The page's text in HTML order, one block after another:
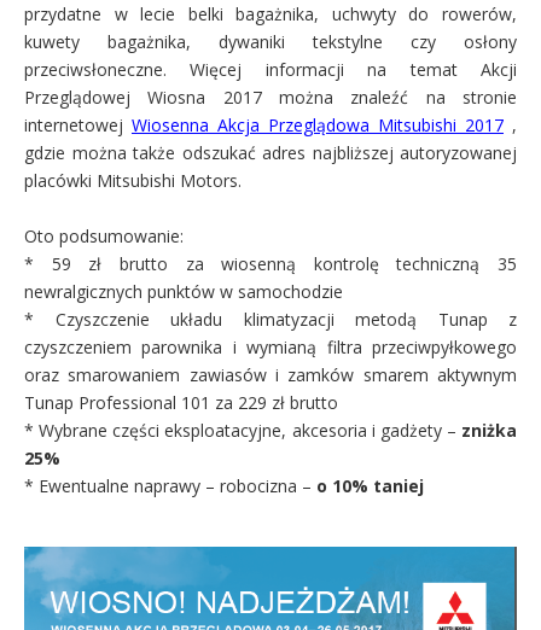
przydatne w lecie belki bagażnika, uchwyty do rowerów,
kuwety bagażnika, dywaniki tekstylne czy osłony
przeciwsłoneczne. Więcej informacji na temat Akcji
Przeglądowej Wiosna 2017 można znaleźć na stronie
internetowej Wiosenna Akcja Przeglądowa Mitsubishi 2017 ,
gdzie można także odszukać adres najbliższej autoryzowanej
placówki Mitsubishi Motors.
Oto podsumowanie:
* 59 zł brutto za wiosenną kontrolę techniczną 35
newralgicznych punktów w samochodzie
* Czyszczenie układu klimatyzacji metodą Tunap z
czyszczeniem parownika i wymianą filtra przeciwpyłkowego
oraz smarowaniem zawiasów i zamków smarem aktywnym
Tunap Professional 101 za 229 zł brutto
* Wybrane części eksploatacyjne, akcesoria i gadżety – zniżka
25%
* Ewentualne naprawy – robocizna – o 10% taniej